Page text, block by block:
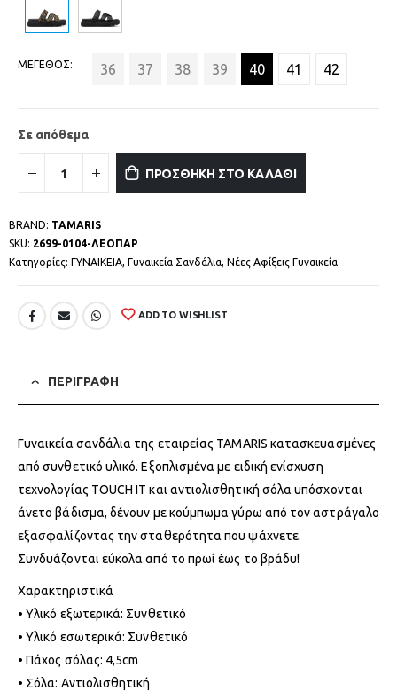
ΜΕΓΕΘΟΣ 36 37 38 39 40 41 42
Σε απόθεμα
ΠΡΟΣΘΗΚΗ ΣΤΟ ΚΑΛΑΘΙ
BRAND: TAMARIS
SKU: 2699-0104-ΛΕΟΠΑΡ
Κατηγορίες: ΓΥΝΑΙΚΕΙΑ, Γυναικεία Σανδάλια, Νέες Αφίξεις Γυναικεία
ADD TO WISHLIST
ΠΕΡΙΓΡΑΦΗ
Γυναικεία σανδάλια της εταιρείας TAMARIS κατασκευασμένες
από συνθετικό υλικό. Εξοπλισμένα με ειδική ενίσχυση
τεχνολογίας TOUCH IT και αντιολισθητική σόλα υπόσχονται
άνετο βάδισμα, δένουν με κούμπωμα γύρω από τον αστράγαλο
εξασφαλίζοντας την σταθερότητα που ψάχνετε.
Συνδυάζονται εύκολα από το πρωί έως το βράδυ!
Χαρακτηριστικά
• Υλικό εξωτερικά: Συνθετικό
• Υλικό εσωτερικά: Συνθετικό
• Πάχος σόλας: 4,5cm
• Σόλα: Αντιολισθητική